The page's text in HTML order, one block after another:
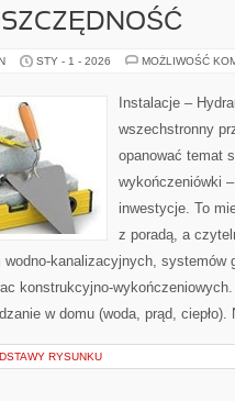
STY - 1 - 2026 MOŻLIWOŚĆ
Instalacje –
wszechstronny
opanować temat
wykończeniówki
inwestycje. To
z poradą, a
kanalizacyjnych, systemów
konstrukcyjno-
w domu (woda, prąd,
RYSUNKU